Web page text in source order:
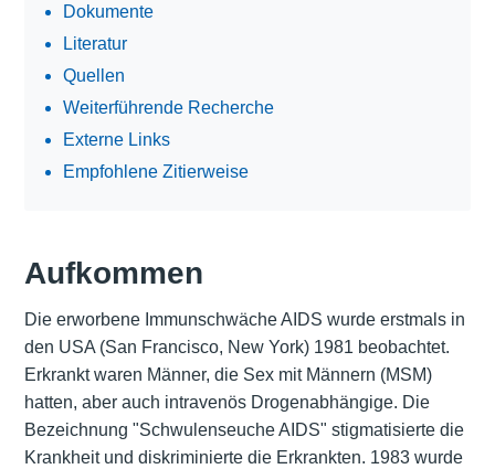
Dokumente
Literatur
Quellen
Weiterführende Recherche
Externe Links
Empfohlene Zitierweise
Aufkommen
Die erworbene Immunschwäche AIDS wurde erstmals in
den USA (San Francisco, New York) 1981 beobachtet.
Erkrankt waren Männer, die Sex mit Männern (MSM)
hatten, aber auch intravenös Drogenabhängige. Die
Bezeichnung "Schwulenseuche AIDS" stigmatisierte die
Krankheit und diskriminierte die Erkrankten. 1983 wurde